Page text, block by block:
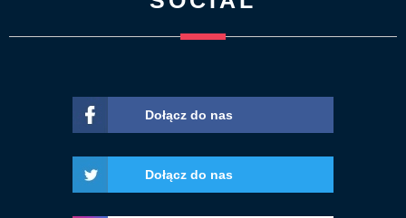
Dołącz do nas
Dołącz do nas